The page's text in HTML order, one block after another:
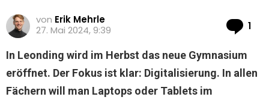
von Erik Mehrle
27. Mai 2024, 9:39
1
In Leonding wird im Herbst das neue Gymnasium
eröffnet. Der Fokus ist klar: Digitalisierung. In allen
Fächern will man Laptops oder Tablets im